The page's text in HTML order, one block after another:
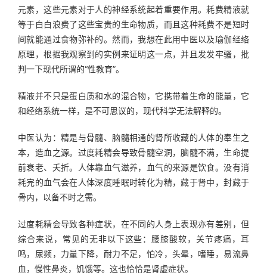
元素，这些元素对于人的神经系统起着重要作用。耗费精液就
等于白白浪费了这些宝贵的生命物质，而且这种耗费不是短时
间就能通过食物弥补的。然而，我想在此用中医以及瑜伽经络
原理，根据我观察到的实例来证明这一点，并且发发牢骚，批
判一下现代所谓的“性教育”。
精液并不只是蛋白质和水的混合物，它携带着生命的能量，它
和经络系统一样，是不可思议的，现代科学无法解释的。
中医认为：精是与骨髓、脑髓相通的肾所收藏的人体的奉生之
本，造血之源。过度耗精会导致骨髓空洞，脑髓不满，生命提
前衰老、夭折。人体靠血气滋养，血气的来源是饮食。没有消
耗完的血气会在人体深度睡眠时转化为精，藏于肾中，封藏于
骨内，以备不时之需。
过度耗精会导致各种症状，在不同的人身上表现亦有差别，但
综合来说，常见的无非以下这些：腰膝酸软，关节疼痛，耳
鸣，尿频，力量下降，耐力不足，怕冷，头晕，嗜睡，易流鼻
血，慢性鼻炎，饥饿等。这也恰恰是肾虚症状。